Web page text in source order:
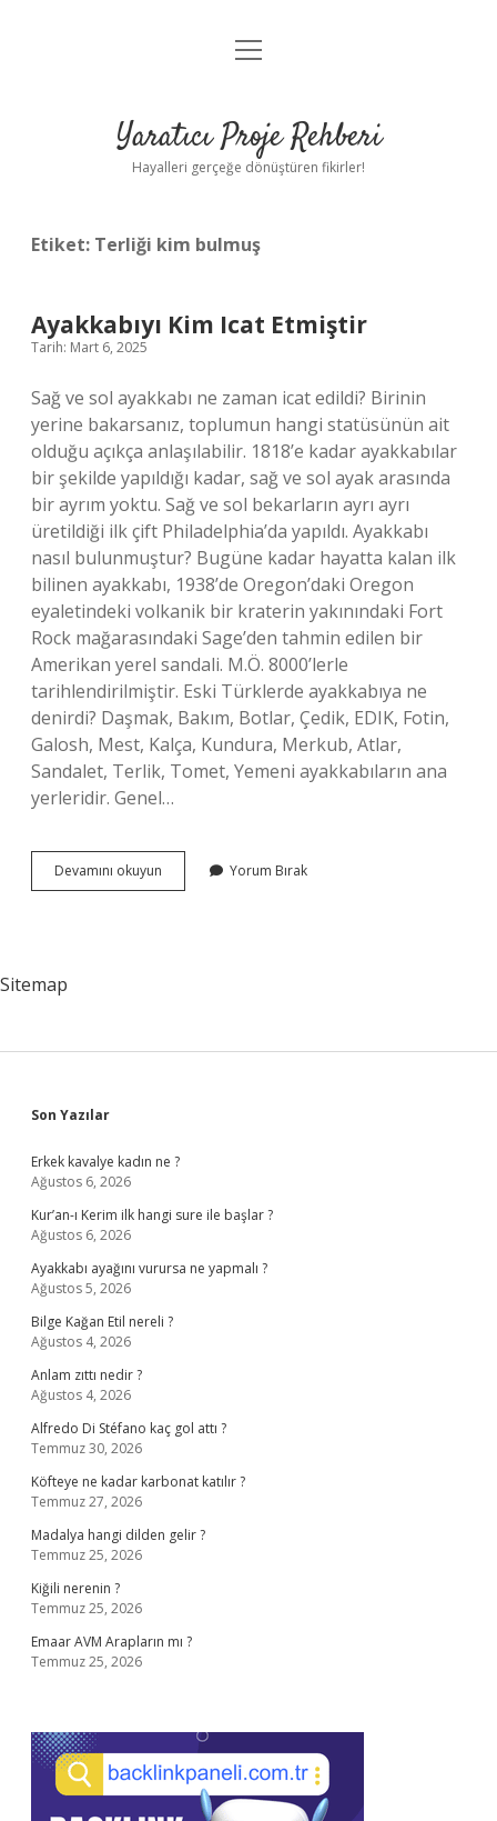
Anasayfa
Yasal Uyarı
menüyü
Yaratıcı Proje Rehberi
Hayalleri gerçeğe dönüştüren fikirler!
Etiket: Terliği kim bulmuş
Ayakkabıyı Kim Icat Etmiştir
Tarih: Mart 6, 2025
Sağ ve sol ayakkabı ne zaman icat edildi? Birinin
yerine bakarsanız, toplumun hangi statüsünün ait
olduğu açıkça anlaşılabilir. 1818’e kadar ayakkabılar
bir şekilde yapıldığı kadar, sağ ve sol ayak arasında
bir ayrım yoktu. Sağ ve sol bekarların ayrı ayrı
üretildiği ilk çift Philadelphia’da yapıldı. Ayakkabı
nasıl bulunmuştur? Bugüne kadar hayatta kalan ilk
bilinen ayakkabı, 1938’de Oregon’daki Oregon
eyaletindeki volkanik bir kraterin yakınındaki Fort
Rock mağarasındaki Sage’den tahmin edilen bir
Amerikan yerel sandali. M.Ö. 8000’lerle
tarihlendirilmiştir. Eski Türklerde ayakkabıya ne
denirdi? Daşmak, Bakım, Botlar, Çedik, EDIK, Fotin,
Galosh, Mest, Kalça, Kundura, Merkub, Atlar,
Sandalet, Terlik, Tomet, Yemeni ayakkabıların ana
yerleridir. Genel…
Devamını okuyun Ayakkabıyı
Kim
Yorum Bırak
Sitemap
Sidebar
Son Yazılar
Erkek kavalye kadın ne ?
Ağustos 6, 2026
Kur’an-ı Kerim ilk hangi sure ile başlar ?
Ağustos 6, 2026
Ayakkabı ayağını vurursa ne yapmalı ?
Ağustos 5, 2026
Bilge Kağan Etil nereli ?
Ağustos 4, 2026
Anlam zıttı nedir ?
Ağustos 4, 2026
Alfredo Di Stéfano kaç gol attı ?
Temmuz 30, 2026
Köfteye ne kadar karbonat katılır ?
Temmuz 27, 2026
Madalya hangi dilden gelir ?
Temmuz 25, 2026
Kiğili nerenin ?
Temmuz 25, 2026
Emaar AVM Arapların mı ?
Temmuz 25, 2026